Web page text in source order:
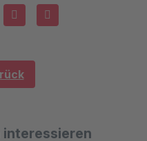
interessieren